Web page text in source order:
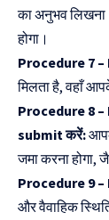
का अनुभव लिखना
होगा।
Procedure 7
मिलता है, वहाँ
Procedure 8
submit करें:
जमा करना होगा,
Procedure 9
और वैवाहिक